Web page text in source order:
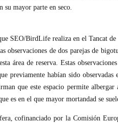
su mayor parte en seco.
SEO/BirdLife realiza en el Tancat
observaciones de dos parejas de
área de reserva. Estas
previamente habían sido
que este espacio permite albergar
es en el que mayor mortandad se
cofinanciado por la Comisión